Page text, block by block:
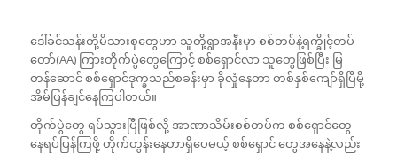
ဒေါ်ခင်သန်းတို့မိသားစုတွေဟာ သူတို့ရွာအနီးမှာ စစ်တပ်နဲ့ရက္ခိုင့်တပ်
တော်(AA) ကြားတိုက်ပွဲတွေကြောင့် စစ်ရှောင်လာ သူတွေဖြစ်ပြီး မြ
တန်ဆောင် စစ်ရှောင်ဒုက္ခသည်စခန်းမှာ ခိုလှုံနေတာ တစ်နှစ်ကျော်ရှိပြီမို့
အိမ်ပြန်ချင်နေကြပါတယ်။
တိုက်ပွဲတွေ ရပ်သွားပြီဖြစ်လို့ အာဏာသိမ်းစစ်တပ်က စစ်ရှောင်တွေ
နေရပ်ပြန်ကြဖို့ တိုက်တွန်းနေတာရှိပေမယ့် စစ်ရှောင် တွေအနေနဲ့လည်း